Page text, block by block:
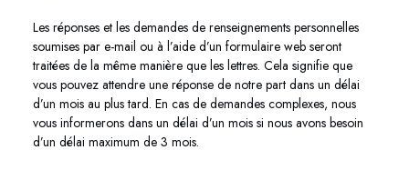
Les réponses et les demandes de renseignements personnelles
soumises par e-mail ou à l’aide d’un formulaire web seront
traitées de la même manière que les lettres. Cela signifie que
vous pouvez attendre une réponse de notre part dans un délai
d’un mois au plus tard. En cas de demandes complexes, nous
vous informerons dans un délai d’un mois si nous avons besoin
d’un délai maximum de 3 mois.